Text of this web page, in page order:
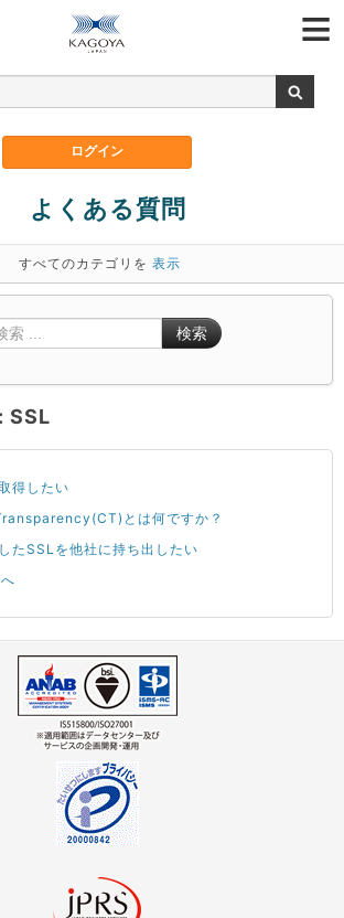
よくある質問
すべてのカテゴリを 表示
検索
SSL
得したい
とは何ですか？
たSSLを他社に持ち出したい